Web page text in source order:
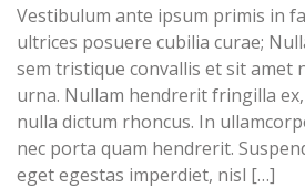
Vestibulum ante ipsum primis in
ultrices posuere cubilia curae;
sem tristique convallis et sit amet
urna. Nullam hendrerit fringilla
nulla dictum rhoncus. In
nec porta quam hendrerit.
eget egestas imperdiet, nisl […]